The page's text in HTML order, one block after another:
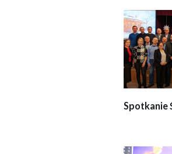
Spotkanie